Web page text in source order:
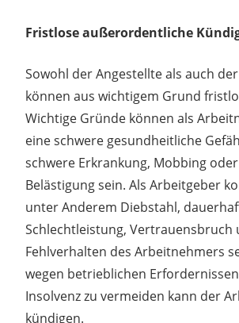
Fristlose außerordentliche
Sowohl der Angestellte als auch
können aus wichtigem Grund
Wichtige Gründe können als
eine schwere gesundheitliche
schwere Erkrankung, Mobbing
Belästigung sein. Als Arbeitgeber
unter Anderem Diebstahl,
Schlechtleistung, Vertrauensbruch
Fehlverhalten des Arbeitnehmers
wegen betrieblichen
Insolvenz zu vermeiden kann der
kündigen.